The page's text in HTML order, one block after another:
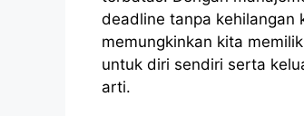
deadline tanpa kehilangan
memungkinkan kita
untuk diri sendiri serta
arti.